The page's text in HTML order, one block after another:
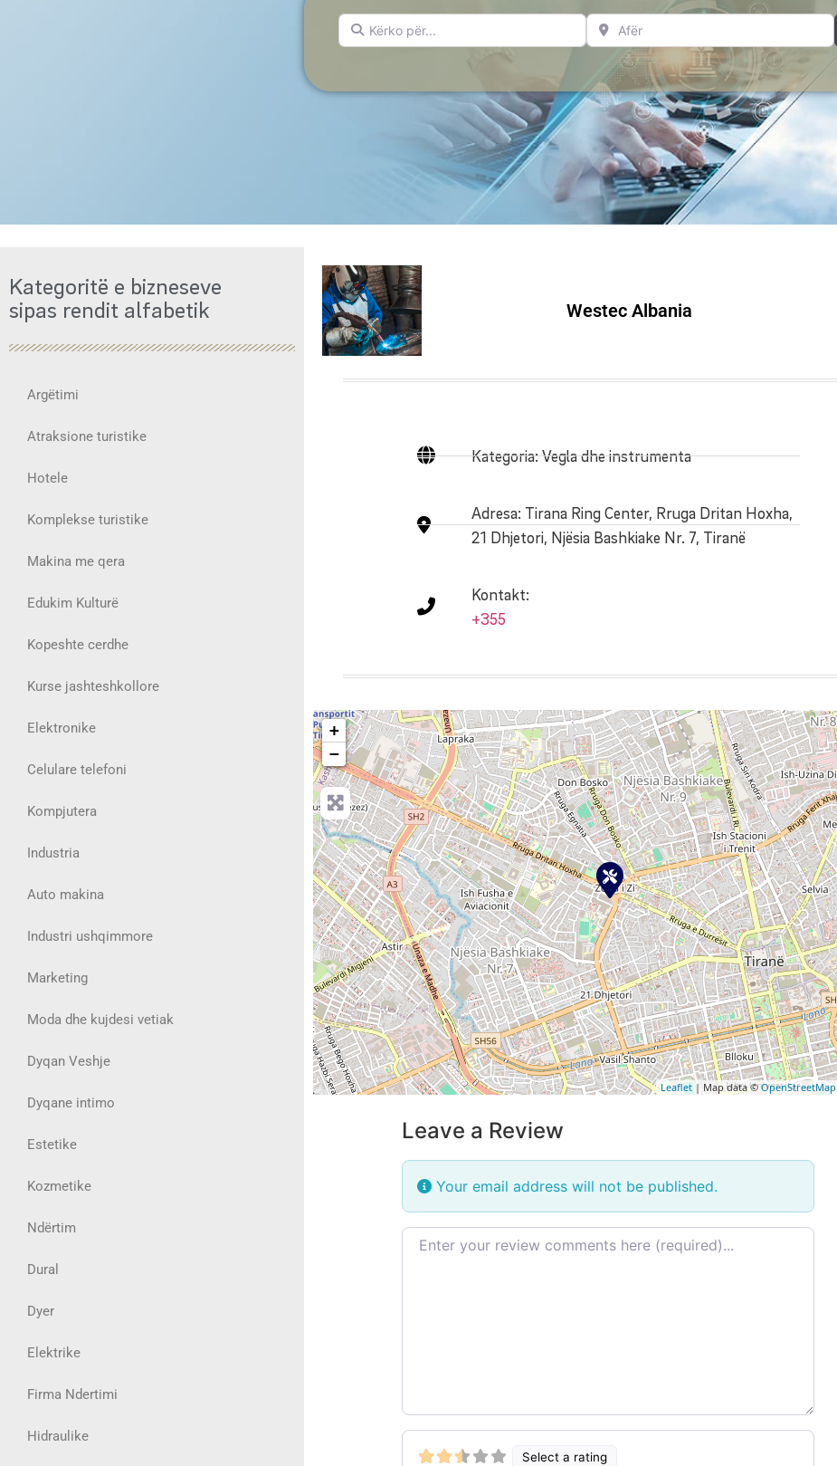
Kërko për... Afër
Kategoritë e bizneseve
sipas rendit alfabetik
Argëtimi
Atraksione turistike
Hotele
Komplekse turistike
Makina me qera
Edukim Kulturë
Kopeshte cerdhe
Kurse jashteshkollore
Elektronike
Celulare telefoni
Kompjutera
Industria
Auto makina
Industri ushqimmore
Marketing
Moda dhe kujdesi vetiak
Dyqan Veshje
Dyqane intimo
Estetike
Kozmetike
Ndërtim
Dural
Dyer
Elektrike
Firma Ndertimi
Hidraulike
Westec Albania
Kategoria: Vegla dhe instrumenta
Adresa: Tirana Ring Center, Rruga Dritan Hoxha,
21 Dhjetori, Njësia Bashkiake Nr. 7, Tiranë
Kontakt:
+355
+
−
Leaflet | Map data ©OpenStreetMap
Leave a Review
Your email address will not be published.
Review text
Select a rating